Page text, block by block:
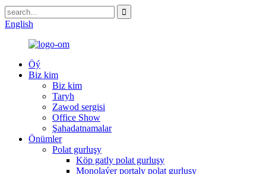
English
Öý
Biz kim
Biz kim
Taryh
Zawod sergisi
Office Show
Şahadatnamalar
Önümler
Polat gurluşy
Köp gatly polat gurluşy
Monolaýer portaly polat gurluşy